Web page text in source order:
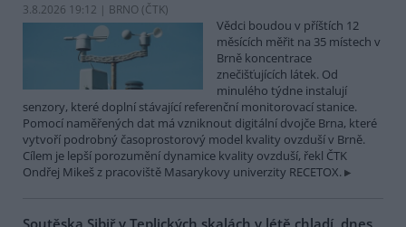
3.8.2026 19:12 | BRNO (ČTK)
Vědci boudou v příštích 12
měsících měřit na 35 místech v
Brně koncentrace
znečišťujících látek. Od
minulého týdne instalují
senzory, které doplní stávající referenční monitorovací stanice.
Pomocí naměřených dat má vzniknout digitální dvojče Brna, které
vytvoří podrobný časoprostorový model kvality ovzduší v Brně.
Cílem je lepší porozumění dynamice kvality ovzduší, řekl ČTK
Ondřej Mikeš z pracoviště Masarykovy univerzity RECETOX.
Soutěska Sibiř v Teplických skalách v létě chladí, dnes